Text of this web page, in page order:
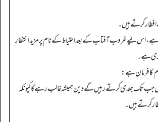
کرتے ہیں۔
ہے، اس لیے غروب آفتاب کے بعد احتیاط کے نام پر مزید انتظار
ہے۔
کا فرمان ہے:
جب تک جلدی کرتے رہیں گے دین ہمیشہ غالب رہے گا کیونکہ
کرتے ہیں۔